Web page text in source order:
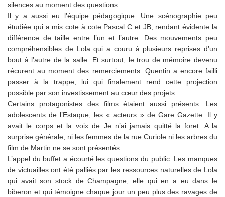
silences au moment des questions.
Il y a aussi eu l’équipe pédagogique. Une scénographie peu
étudiée qui a mis cote à cote Pascal C et JB, rendant évidente la
différence de taille entre l’un et l’autre. Des mouvements peu
compréhensibles de Lola qui a couru à plusieurs reprises d’un
bout à l’autre de la salle. Et surtout, le trou de mémoire devenu
récurent au moment des remerciements. Quentin a encore failli
passer à la trappe, lui qui finalement rend cette projection
possible par son investissement au cœur des projets.
Certains protagonistes des films étaient aussi présents. Les
adolescents de l’Estaque, les « acteurs » de Gare Gazette. Il y
avait le corps et la voix de Je n’ai jamais quitté la foret. A la
surprise générale, ni les femmes de la rue Curiole ni les arbres du
film de Martin ne se sont présentés.
L’appel du buffet a écourté les questions du public. Les manques
de victuailles ont été palliés par les ressources naturelles de Lola
qui avait son stock de Champagne, elle qui en a eu dans le
biberon et qui témoigne chaque jour un peu plus des ravages de